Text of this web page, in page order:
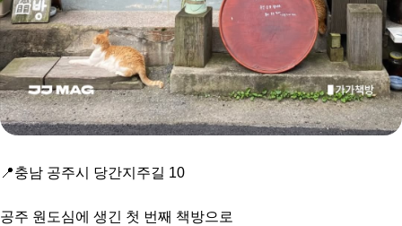
📍충남 공주시 당간지주길 10
공주 원도심에 생긴 첫 번째 책방으로